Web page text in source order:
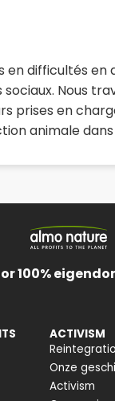
difficultés en
Nous
prises en
animale
100%
ACTIVISM
Onze
Activism